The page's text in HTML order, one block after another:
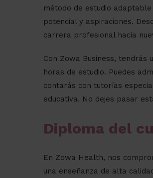
método de estudio
potencial y aspiraciones.
carrera profesional hacia
Con Zowa Business,
horas de estudio. Puedes
contarás con tutorías
educativa. No dejes pasar
Diploma del
En Zowa Health, nos
una enseñanza de alta